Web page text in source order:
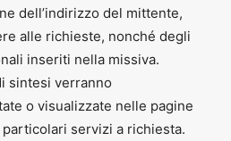
dell’indirizzo del mittente,
alle richieste, nonché degli
inseriti nella missiva.
sintesi verranno
o visualizzate nelle pagine
servizi a richiesta.